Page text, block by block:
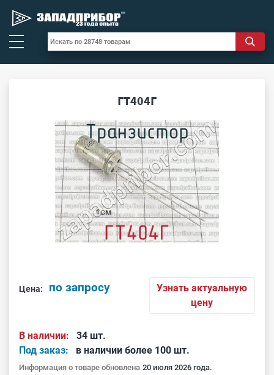
ГТ404Г
Цена: по запросу
Узнать актуальную
цену
В наличии:
34 шт.
Под заказ:
в наличии более 100 шт.
Информация о товаре обновлена 20 июля 2026 года.